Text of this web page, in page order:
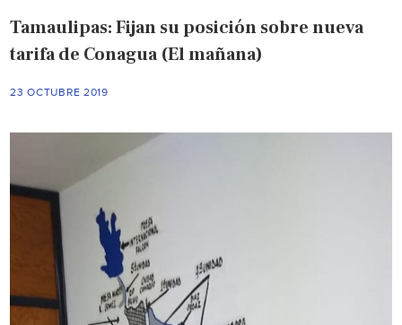
Tamaulipas: Fijan su posición sobre nueva
tarifa de Conagua (El mañana)
23 OCTUBRE 2019